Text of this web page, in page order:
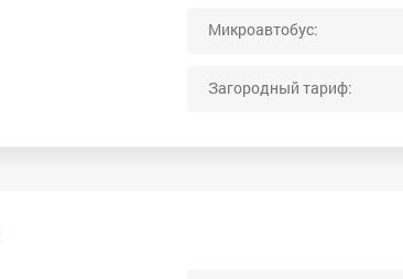
Микроавтобус:
Загородный тариф: